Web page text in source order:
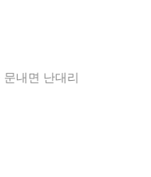
내면 난대리